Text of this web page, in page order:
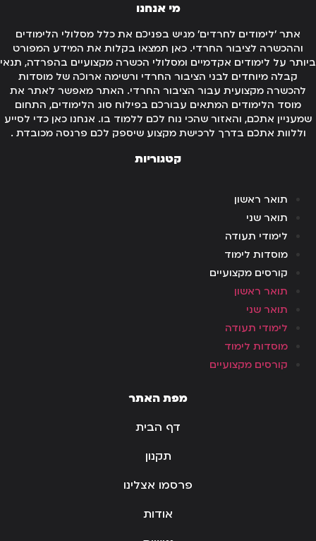
מי אנחנו
אתר 'לימודים לחרדים' מגיש בפניכם את כלל מסלולי הלימודים
וההכשרה לציבור החרדי. כאן תמצאו בקלות את המידע המפורט
על לימודים אקדמיים ומסלולי הכשרה מקצועיים בהפרדה, תנאי
קבלה מיוחדים לבני הציבור החרדי ורשימה ארוכה של מוסדות
להכשרה מקצועית עבור הציבור החרדי. האתר מאפשר לאתר את
מוסד הלימודים המתאים עבורכם בפילוח סוג הלימודים, התחום
אתכם, והאזור שהכי נוח לכם ללמוד בו. אנחנו כאן כדי לסייע
וללוות אתכם בדרך לרכישת מקצוע שיספק לכם פרנסה מכובדת .
קטגוריות
תואר ראשון
תואר שני
לימודי תעודה
מוסדות לימוד
קורסים מקצועיים
תואר ראשון
תואר שני
לימודי תעודה
מוסדות לימוד
קורסים מקצועיים
מפת האתר
דף הבית
תקנון
פרסמו אצלינו
אודות